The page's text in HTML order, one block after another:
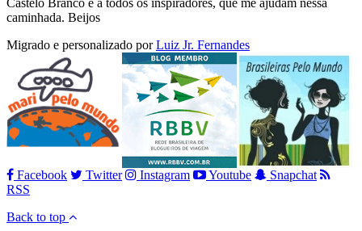
Castelo Branco e a todos os inspiradores, que me ajudam nessa
caminhada. Beijos
Migrado e personalizado porLuiz Jr. Fernandes
Facebook Twitter Instagram Youtube
Snapchat
RSS
Back to top